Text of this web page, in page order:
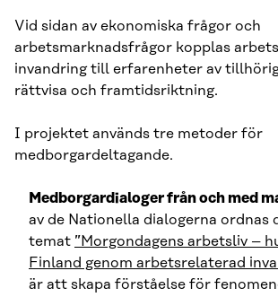
Vid sidan av ekonomiska frågor och
arbetsmarknadsfrågor kopplas
invandring till erfarenheter av
rättvisa och framtidsriktning.
I projektet används tre metoder för
medborgardeltagande.
Medborgardialoger från och med
av de Nationella dialogerna ordnas
temat ”Morgondagens arbetsliv –
Finland genom arbetsrelaterad
är att skapa förståelse för